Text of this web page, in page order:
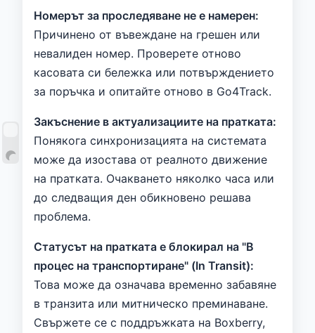
Номерът за проследяване не е намерен:
Причинено от въвеждане на грешен или
невалиден номер. Проверете отново
касовата си бележка или потвърждението
за поръчка и опитайте отново в Go4Track.
Закъснение в актуализациите на пратката:
Понякога синхронизацията на системата
може да изостава от реалното движение
на пратката. Очакването няколко часа или
до следващия ден обикновено решава
проблема.
Статусът на пратката е блокирал на "В
процес на транспортиране" (In Transit):
Това може да означава временно забавяне
в транзита или митническо преминаване.
Свържете се с поддръжката на Boxberry,